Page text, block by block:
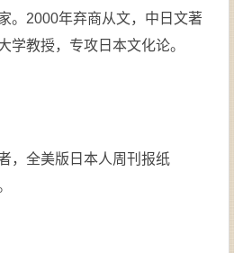
。2000年弃商从文，中日文著
学教授，专攻日本文化论。
，全美版日本人周刊报纸